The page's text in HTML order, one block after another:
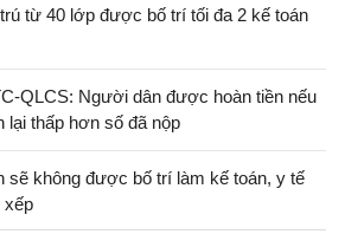
từ 40 lớp được bố trí tối đa 2 kế toán
QLCS: Người dân được hoàn tiền nếu
lại thấp hơn số đã nộp
sẽ không được bố trí làm kế toán, y tế
xếp